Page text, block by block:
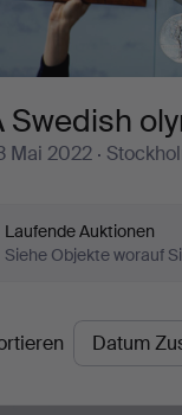
Swedish
Mai 2022 ·
Laufende Auktionen
Siehe Objekte worauf